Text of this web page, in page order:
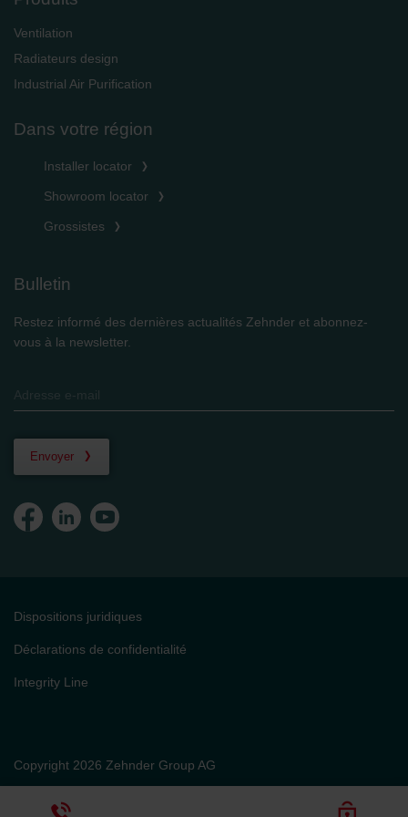
Zehnder Group UK Limited: Privacy Policy
Ventilation
Radiateurs design
Industrial Air Purification
Dans votre région
Installer locator
Showroom locator
Grossistes
Bulletin
Restez informé des dernières actualités Zehnder et abonnez-
vous à la newsletter.
Envoyer
Copyright 2026 Zehnder Group AG
Dispositions juridiques
Déclarations de confidentialité
Integrity Line